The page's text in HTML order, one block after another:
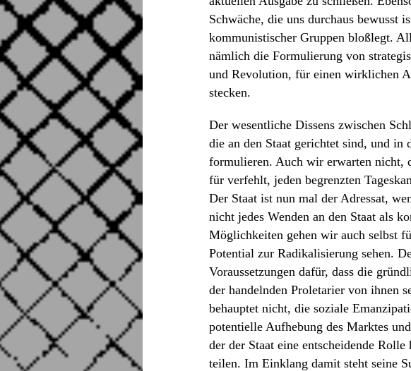
Schwäche, die uns durchaus bewusst
kommunistischer Gruppen bloßlegt.
nämlich die Formulierung von
und Revolution, für einen wirklichen
stecken.
Der wesentliche Dissens zwischen
die an den Staat gerichtet sind, und in
formulieren. Auch wir erwarten nicht,
für verfehlt, jeden begrenzten
Der Staat ist nun mal der Adressat,
nicht jedes Wenden an den Staat als
Möglichkeiten gehen wir auch selbst
Potential zur Radikalisierung sehen.
Voraussetzungen dafür, dass die
der handelnden Proletarier von ihnen
behauptet nicht, die soziale
potentielle Aufhebung des Marktes
der der Staat eine entscheidende
teilen. Im Einklang damit steht seine